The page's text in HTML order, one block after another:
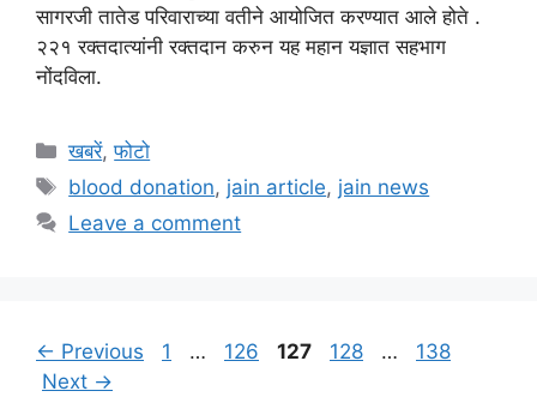
सागरजी तातेड परिवाराच्या वतीने आयोजित करण्यात आले होते .
२२१ रक्तदात्यांनी रक्तदान करुन यह महान यज्ञात सहभाग
नोंदविला.
Categories
खबरें,फोटो
Tags
blood donation, jain article, jain news
Leave a comment
← Previous Page
1 … Page
126 Page
127 Page
128 … Page
138
Next →